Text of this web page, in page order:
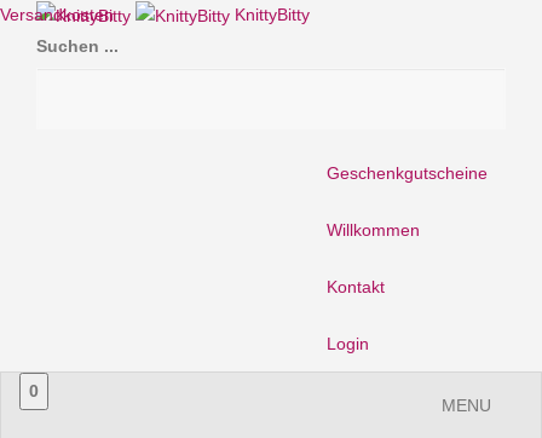
KnittyBitty
Suchen ...
Geschenkgutscheine
Willkommen
Kontakt
Login
MENU
0
Versandkosten